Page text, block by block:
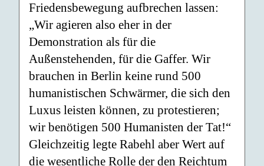
Friedensbewegung aufbrechen lassen:
„Wir agieren also eher in der
Demonstration als für die
Außenstehenden, für die Gaffer. Wir
brauchen in Berlin keine rund 500
humanistischen Schwärmer, die sich den
Luxus leisten können, zu protestieren;
wir benötigen 500 Humanisten der Tat!“
Gleichzeitig legte Rabehl aber Wert auf
die wesentliche Rolle der den Reichtum